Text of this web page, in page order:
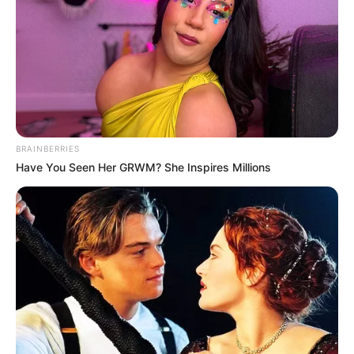
Canal TRO
Celebración del aniversario #30 del Canal TRO
Juan David Quijano Castillo
Junio 20, 2025
BRAINBERRIES
Have You Seen Her GRWM? She Inspires Millions